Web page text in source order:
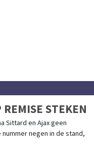
STEKEN
Sittard en Ajax geen
negen in de stand,